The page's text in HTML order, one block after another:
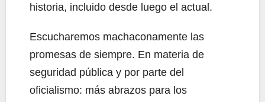
historia, incluido desde luego el actual.
Escucharemos machaconamente las
promesas de siempre. En materia de
seguridad pública y por parte del
oficialismo: más abrazos para los